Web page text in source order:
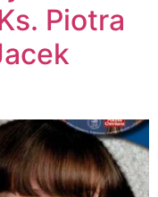
Piotra